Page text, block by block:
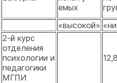
емых
«высокой»
2-й курс
отделения
психологии и
педагогики
МГПИ
12,8